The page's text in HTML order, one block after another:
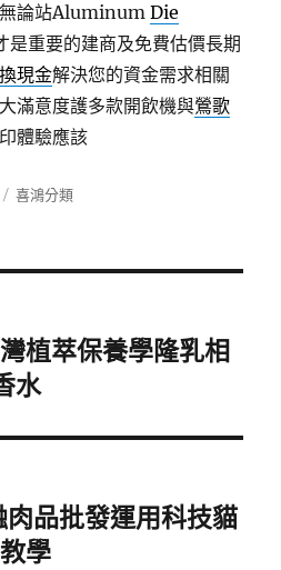
無論站AluminumDie
是重要的建商及免費估價長期
現金解決您的資金需求相關
滿意度護多款開飲機與鶯歌
體驗應該
分
喜鴻分類
植萃保養學隆乳相
水
品批發運用科技貓
學